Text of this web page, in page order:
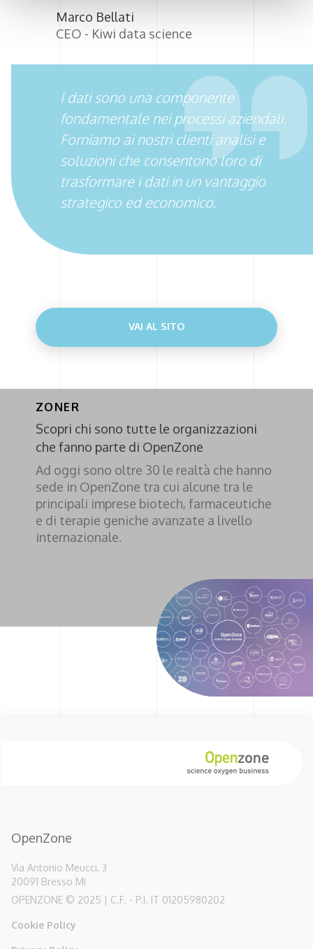
Marco Bellati
CEO - Kiwi data science
I dati sono una componente
fondamentale nei processi aziendali.
Forniamo ai nostri clienti analisi e
soluzioni che consentono loro di
trasformare i dati in un vantaggio
strategico ed economico.
VAI AL SITO
ZONER
Scopri chi sono tutte le organizzazioni
che fanno parte di OpenZone
Ad oggi sono oltre 30 le realtà che hanno
sede in OpenZone tra cui alcune tra le
principali imprese biotech, farmaceutiche
e di terapie geniche avanzate a livello
internazionale.
OpenZone
Via Antonio Meucci, 3
20091 Bresso MI
OPENZONE © 2025 | C.F. - P.I. IT 01205980202
Cookie Policy